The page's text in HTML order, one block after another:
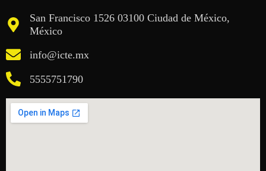
San Francisco 1526 03100 Ciudad de México,
México
info@icte.mx
5555751790